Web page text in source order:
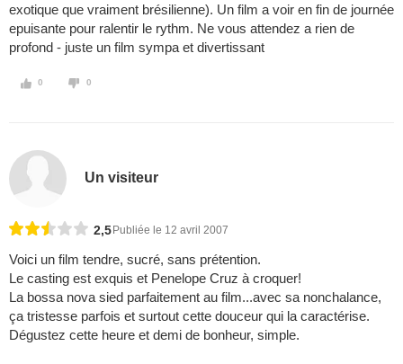
exotique que vraiment brésilienne). Un film a voir en fin de journée
epuisante pour ralentir le rythm. Ne vous attendez a rien de
profond - juste un film sympa et divertissant
0 0
Un visiteur
2,5 Publiée le 12 avril 2007
Voici un film tendre, sucré, sans prétention.
Le casting est exquis et Penelope Cruz à croquer!
La bossa nova sied parfaitement au film...avec sa nonchalance,
ça tristesse parfois et surtout cette douceur qui la caractérise.
Dégustez cette heure et demi de bonheur, simple.